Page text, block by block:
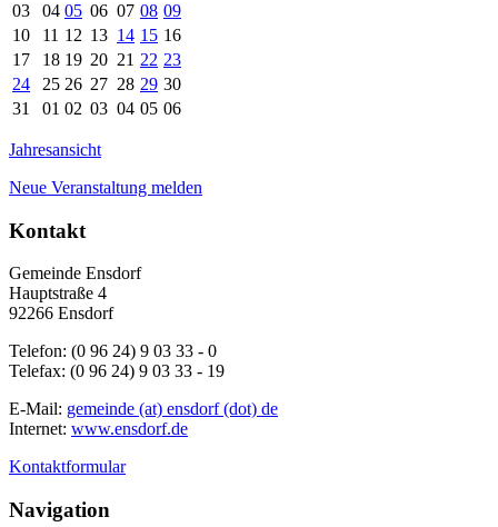
03
04 05 06 07 08 09
10
11 12 13 14 15 16
17
18 19 20 21 22 23
24
25 26 27 28 29 30
31
01 02 03 04 05 06
Jahresansicht
Neue Veranstaltung melden
Kontakt
Gemeinde Ensdorf
Hauptstraße 4
92266 Ensdorf
Telefon: (0 96 24) 9 03 33 - 0
Telefax: (0 96 24) 9 03 33 - 19
E-Mail: gemeinde (at) ensdorf (dot) de
Internet: www.ensdorf.de
Kontaktformular
Navigation